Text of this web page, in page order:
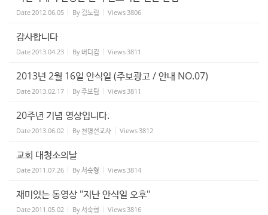
Date2012.06.05 By 김노립 Views3806
감사합니다
Date2013.04.23 By 버디킴 Views3811
2013년 2월 16일 안식일 (주보광고 / 안내 NO.07)
Date2013.02.17 By주보팀 Views3811
20주년 기념 영상입니다.
Date2013.06.02 By 천명선교사 Views3812
교회 대청소의날
Date2011.07.26 By서숙형 Views3814
재미있는 동영상 "지난 안식일 오후"
Date2011.05.02 By서숙형 Views3816